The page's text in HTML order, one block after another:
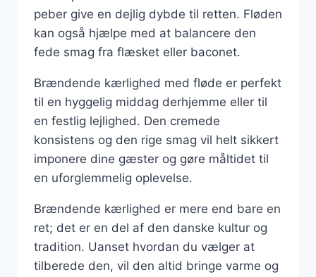
peber give en dejlig dybde til retten. Fløden
kan også hjælpe med at balancere den
fede smag fra flæsket eller baconet.
Brændende kærlighed med fløde er perfekt
til en hyggelig middag derhjemme eller til
en festlig lejlighed. Den cremede
konsistens og den rige smag vil helt sikkert
imponere dine gæster og gøre måltidet til
en uforglemmelig oplevelse.
Brændende kærlighed er mere end bare en
ret; det er en del af den danske kultur og
tradition. Uanset hvordan du vælger at
tilberede den, vil den altid bringe varme og